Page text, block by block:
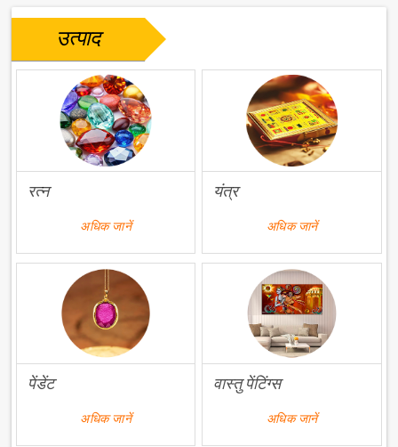
उत्पाद
रत्न
अधिक जानें
यंत्र
अधिक जानें
पेंडेंट
अधिक जानें
वास्तु पेंटिंग्स
अधिक जानें